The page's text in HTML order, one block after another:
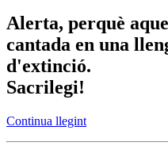
Alerta, perquè
cantada en una
d'extinció.
Sacrilegi!
Continua llegint